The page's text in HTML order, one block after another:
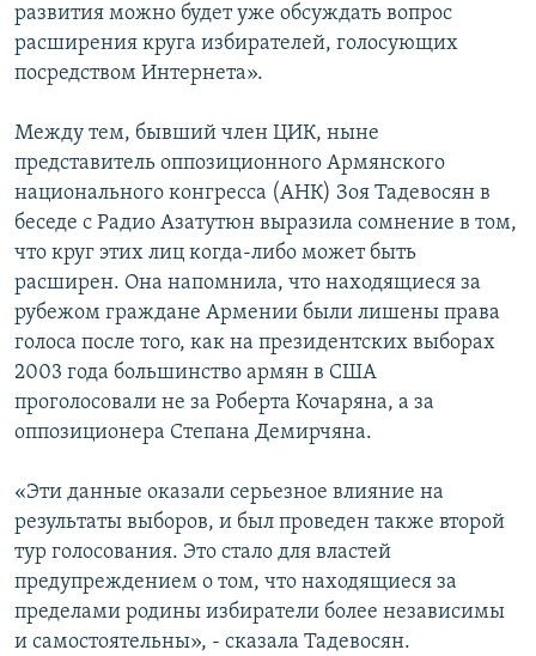
развития можно будет уже обсуждать вопрос
расширения круга избирателей, голосующих
посредством Интернета».
Между тем, бывший член ЦИК, ныне
представитель оппозиционного Армянского
национального конгресса (АНК) Зоя Тадевосян в
беседе с Радио Азатутюн выразила сомнение в том,
что круг этих лиц когда-либо может быть
расширен. Она напомнила, что находящиеся за
рубежом граждане Армении были лишены права
голоса после того, как на президентских выборах
2003 года большинство армян в США
проголосовали не за Роберта Кочаряна, а за
оппозиционера Степана Демирчяна.
«Эти данные оказали серьезное влияние на
результаты выборов, и был проведен также второй
тур голосования. Это стало для властей
предупреждением о том, что находящиеся за
пределами родины избиратели более независимы
и самостоятельны», - сказала Тадевосян.